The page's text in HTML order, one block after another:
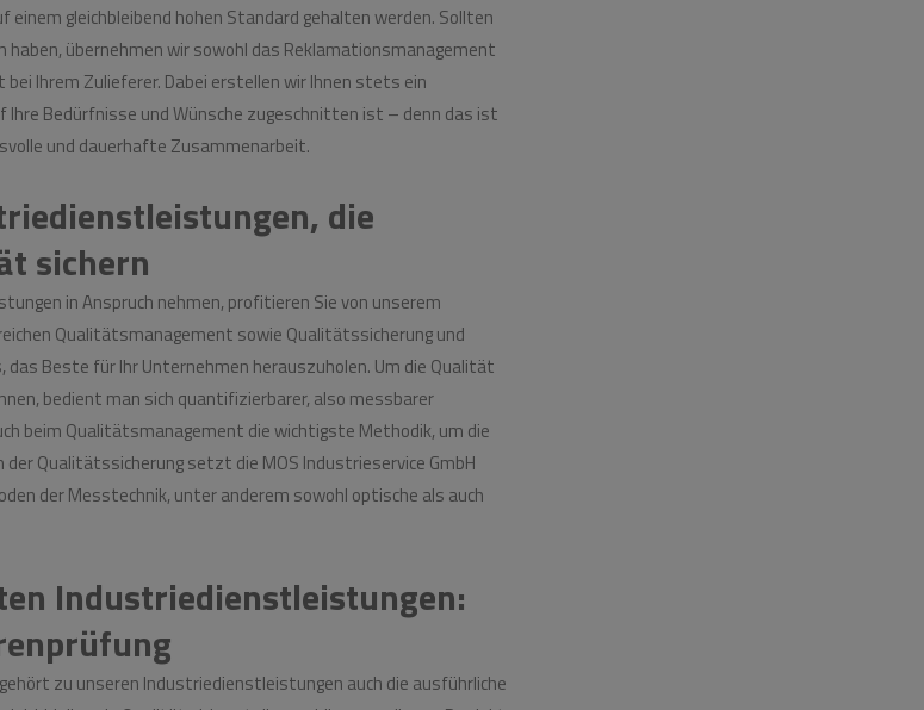
gleichbleibend hohen Standard gehalten werden. Sollten
haben, übernehmen wir sowohl das Reklamationsmanagement
Ihrem Zulieferer. Dabei erstellen wir Ihnen stets ein
Ihre Bedürfnisse und Wünsche zugeschnitten ist – denn das ist
und dauerhafte Zusammenarbeit.
die
sichern
in Anspruch nehmen, profitieren Sie von unserem
Qualitätsmanagement sowie Qualitätssicherung und
Beste für Ihr Unternehmen herauszuholen. Um die Qualität
bedient man sich quantifizierbarer, also messbarer
beim Qualitätsmanagement die wichtigste Methodik, um die
Qualitätssicherung setzt die MOS Industrieservice GmbH
der Messtechnik, unter anderem sowohl optische als auch
Industriedienstleistungen:
zu unseren Industriedienstleistungen auch die ausführliche